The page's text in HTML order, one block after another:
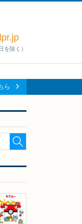
を除く）
ら